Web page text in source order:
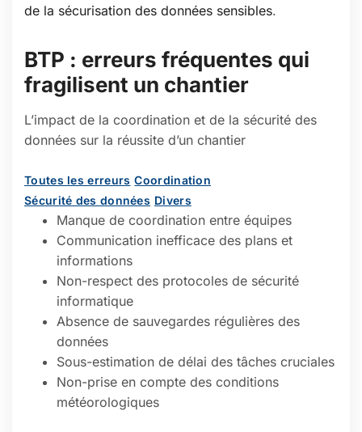
de la sécurisation des données sensibles.
BTP : erreurs fréquentes qui
fragilisent un chantier
L’impact de la coordination et de la sécurité des
données sur la réussite d’un chantier
Toutes les erreurs Coordination
Sécurité des données Divers
Manque de coordination entre équipes
Communication inefficace des plans et
informations
Non-respect des protocoles de sécurité
informatique
Absence de sauvegardes régulières des
données
Sous-estimation de délai des tâches cruciales
Non-prise en compte des conditions
météorologiques